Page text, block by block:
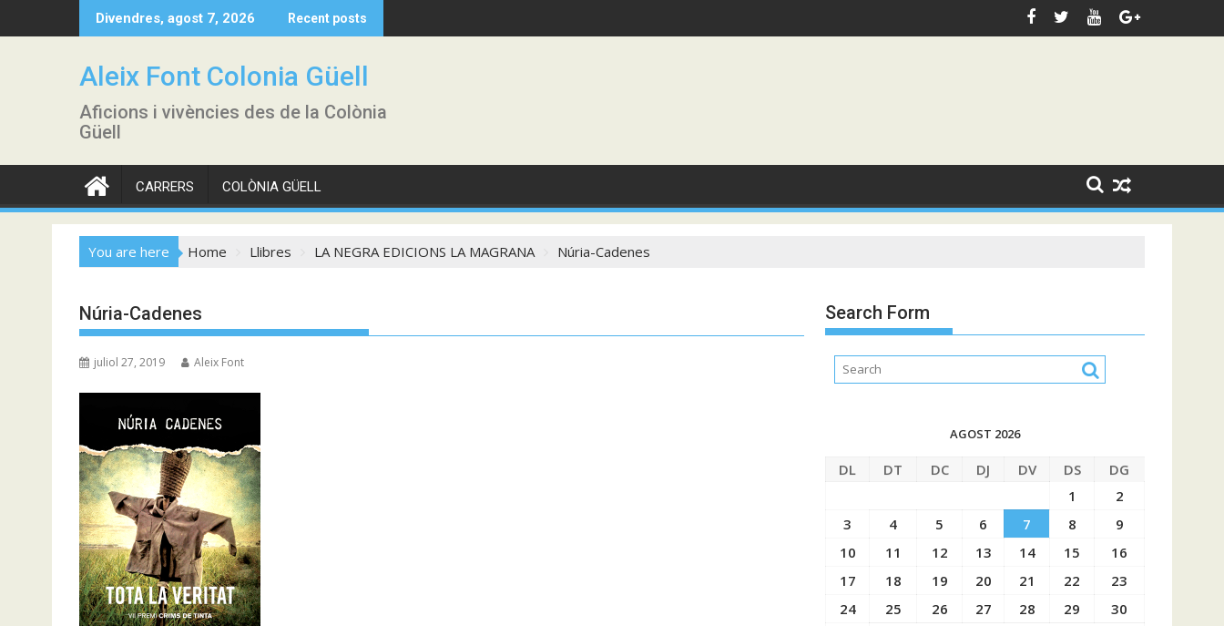
to
Divendres, agost 7, 2026 Recent posts
Aleix Font Colonia Güell
Aficions i vivències des de la Colònia
Güell
CARRERS COLÒNIA GÜELL
You are here Home Llibres LA NEGRA EDICIONS LA MAGRANA Núria-Cadenes
Núria-Cadenes
juliol 27, 2019 Aleix Font
Search Form
AGOST 2026
DL DT DC DJ DV DS
DG
1
2
3
4 5 6 7 8
9
10
11 12 13 14 15
16
17
18 19 20 21 22
23
24
25 26 27 28 29
30